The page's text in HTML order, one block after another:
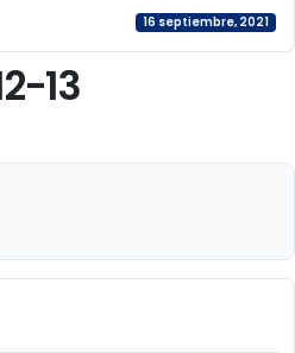
16 septiembre, 2021
13